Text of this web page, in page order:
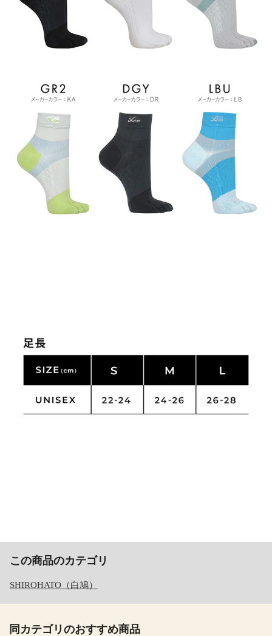
この商品のカテゴリ
SHIROHATO（白鳩）
同カテゴリのおすすめ商品